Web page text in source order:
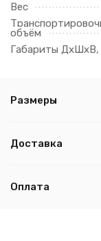
Вес
объём
Габариты
Размеры
Доставка
Оплата